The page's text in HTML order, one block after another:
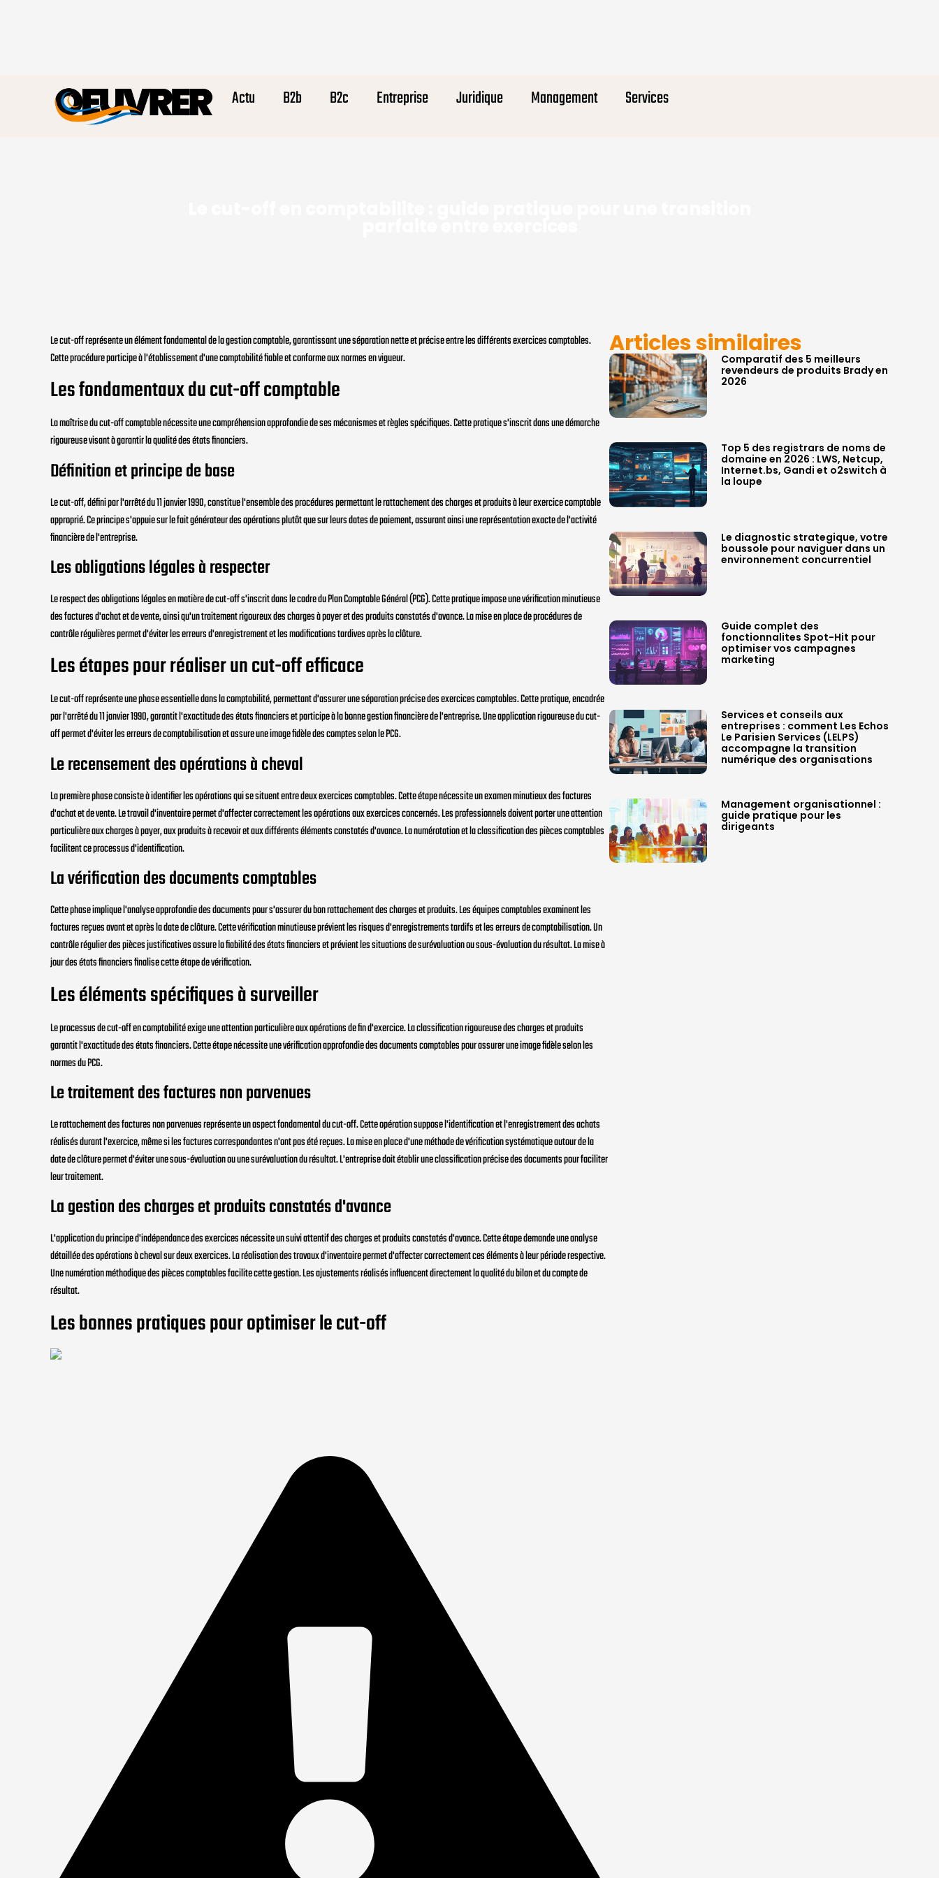
Actu B2b B2c Entreprise Juridique Management Services
Le cut-off représente un élément fondamental de la gestion comptable, garantissant une séparation nette et précise entre les différents exercices comptables.
Cette procédure participe à l'établissement d'une comptabilité fiable et conforme aux normes en vigueur.
Les fondamentaux du cut-off comptable
La maîtrise du cut-off comptable nécessite une compréhension approfondie de ses mécanismes et règles spécifiques. Cette pratique s'inscrit dans une démarche
rigoureuse visant à garantir la qualité des états financiers.
Définition et principe de base
Le cut-off, défini par l'arrêté du 11 janvier 1990, constitue l'ensemble des procédures permettant le rattachement des charges et produits à leur exercice comptable
approprié. Ce principe s'appuie sur le fait générateur des opérations plutôt que sur leurs dates de paiement, assurant ainsi une représentation exacte de l'activité
financière de l'entreprise.
Les obligations légales à respecter
Le respect des obligations légales en matière de cut-off s'inscrit dans le cadre du Plan Comptable Général (PCG). Cette pratique impose une vérification minutieuse
des factures d'achat et de vente, ainsi qu'un traitement rigoureux des charges à payer et des produits constatés d'avance. La mise en place de procédures de
contrôle régulières permet d'éviter les erreurs d'enregistrement et les modifications tardives après la clôture.
Les étapes pour réaliser un cut-off efficace
Le cut-off représente une phase essentielle dans la comptabilité, permettant d'assurer une séparation précise des exercices comptables. Cette pratique, encadrée
par l'arrêté du 11 janvier 1990, garantit l'exactitude des états financiers et participe à la bonne gestion financière de l'entreprise. Une application rigoureuse du cut-
off permet d'éviter les erreurs de comptabilisation et assure une image fidèle des comptes selon le PCG.
Le recensement des opérations à cheval
La première phase consiste à identifier les opérations qui se situent entre deux exercices comptables. Cette étape nécessite un examen minutieux des factures
d'achat et de vente. Le travail d'inventaire permet d'affecter correctement les opérations aux exercices concernés. Les professionnels doivent porter une attention
particulière aux charges à payer, aux produits à recevoir et aux différents éléments constatés d'avance. La numérotation et la classification des pièces comptables
facilitent ce processus d'identification.
La vérification des documents comptables
Cette phase implique l'analyse approfondie des documents pour s'assurer du bon rattachement des charges et produits. Les équipes comptables examinent les
factures reçues avant et après la date de clôture. Cette vérification minutieuse prévient les risques d'enregistrements tardifs et les erreurs de comptabilisation. Un
contrôle régulier des pièces justificatives assure la fiabilité des états financiers et prévient les situations de surévaluation ou sous-évaluation du résultat. La mise à
jour des états financiers finalise cette étape de vérification.
Les éléments spécifiques à surveiller
Le processus de cut-off en comptabilité exige une attention particulière aux opérations de fin d'exercice. La classification rigoureuse des charges et produits
garantit l'exactitude des états financiers. Cette étape nécessite une vérification approfondie des documents comptables pour assurer une image fidèle selon les
normes du PCG.
Le traitement des factures non parvenues
Le rattachement des factures non parvenues représente un aspect fondamental du cut-off. Cette opération suppose l'identification et l'enregistrement des achats
réalisés durant l'exercice, même si les factures correspondantes n'ont pas été reçues. La mise en place d'une méthode de vérification systématique autour de la
date de clôture permet d'éviter une sous-évaluation ou une surévaluation du résultat. L'entreprise doit établir une classification précise des documents pour faciliter
leur traitement.
La gestion des charges et produits constatés d'avance
L'application du principe d'indépendance des exercices nécessite un suivi attentif des charges et produits constatés d'avance. Cette étape demande une analyse
détaillée des opérations à cheval sur deux exercices. La réalisation des travaux d'inventaire permet d'affecter correctement ces éléments à leur période respective.
Une numération méthodique des pièces comptables facilite cette gestion. Les ajustements réalisés influencent directement la qualité du bilan et du compte de
résultat.
Les bonnes pratiques pour optimiser le cut-off
Articles similaires
Comparatif des 5 meilleurs
revendeurs de produits Brady en
2026
Top 5 des registrars de noms de
domaine en 2026 : LWS, Netcup,
Internet.bs, Gandi et o2switch à
la loupe
Le diagnostic strategique, votre
boussole pour naviguer dans un
environnement concurrentiel
Guide complet des
fonctionnalites Spot-Hit pour
optimiser vos campagnes
marketing
Services et conseils aux
entreprises : comment Les Echos
Le Parisien Services (LELPS)
accompagne la transition
numérique des organisations
Management organisationnel :
guide pratique pour les
dirigeants